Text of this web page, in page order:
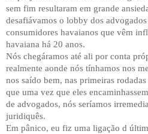
sem fim resultaram em grande
desafiávamos o lobby dos advogados
consumidores havaianos que vêm
havaiana há 20 anos.
Nós chegáramos até ali por conta
realmente aonde nós tínhamos nos
nos saído bem, nas primeiras
que uma vez que eles
de advogados, nós seríamos
juridiquês.
Em pânico, eu fiz uma ligação d